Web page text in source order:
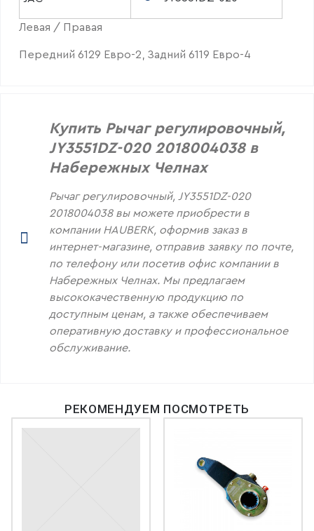
Левая / Правая
Передний 6129 Евро-2, Задний 6119 Евро-4
Купить Рычаг регулировочный,
JY3551DZ-020 2018004038 в
Набережных Челнах
Рычаг регулировочный, JY3551DZ-020
2018004038 вы можете приобрести в
компании HAUBERK, оформив заказ в
интернет-магазине, отправив заявку по почте,
по телефону или посетив офис компании в
Набережных Челнах. Мы предлагаем
высококачественную продукцию по
доступным ценам, а также обеспечиваем
оперативную доставку и профессиональное
обслуживание.
РЕКОМЕНДУЕМ ПОСМОТРЕТЬ